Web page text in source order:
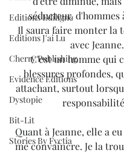
Editions Ediligne
Editions J'ai Lu
Cherry Publishing
Evidence Editions
Dystopie
Bit-Lit
Stories By Fyctia
séducteur, d'hommes
Il saura faire monter la
avec Jeanne.
C'est un homme qui
blessures profondes,
attachant, surtout
Quant à Jeanne, elle a
me convaincre. Je la